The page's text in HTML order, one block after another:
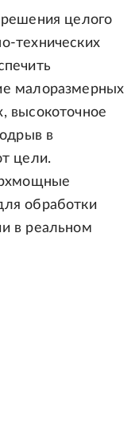
целого
технических
малоразмерных
высокоточное
в
цели.
обработки
в реальном